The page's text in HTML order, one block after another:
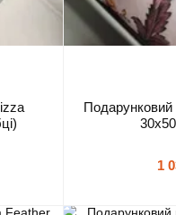
Подарунковий
1